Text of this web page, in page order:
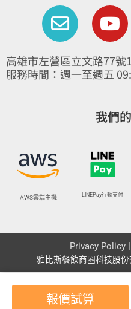
E
n
v
e
l
Y
o
u
t
u
b
e
高雄市左營區立文路77號
服務時間：週一至週五
我們
AWS雲端主機 LINEPay行動支付
Privacy Policy
雅比斯餐飲商圈科技股
報價試算